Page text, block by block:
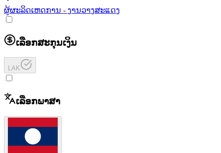
ຜູ້ຜະລິດເຫດການ - ງານວາງສະແດງ
ເລືອກສະກຸນເງິນ
LAK
ເລືອກພາສາ